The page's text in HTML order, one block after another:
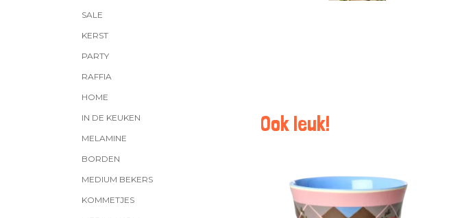
SALE
KERST
PARTY
RAFFIA
HOME
IN DE KEUKEN
MELAMINE
BORDEN
MEDIUM BEKERS
KOMMETJES
Ook leuk!